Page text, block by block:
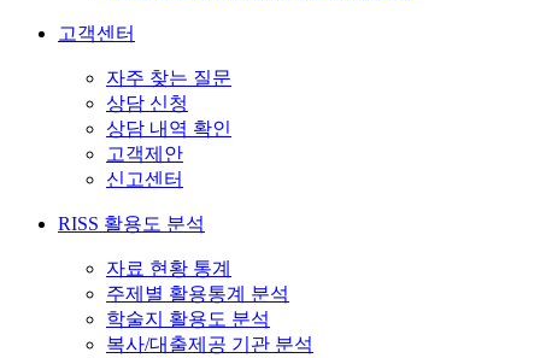
고객센터
자주 찾는 질문
상담 신청
상담 내역 확인
고객제안
신고센터
RISS 활용도 분석
자료 현황 통계
주제별 활용통계 분석
학술지 활용도 분석
복사/대출제공 기관 분석